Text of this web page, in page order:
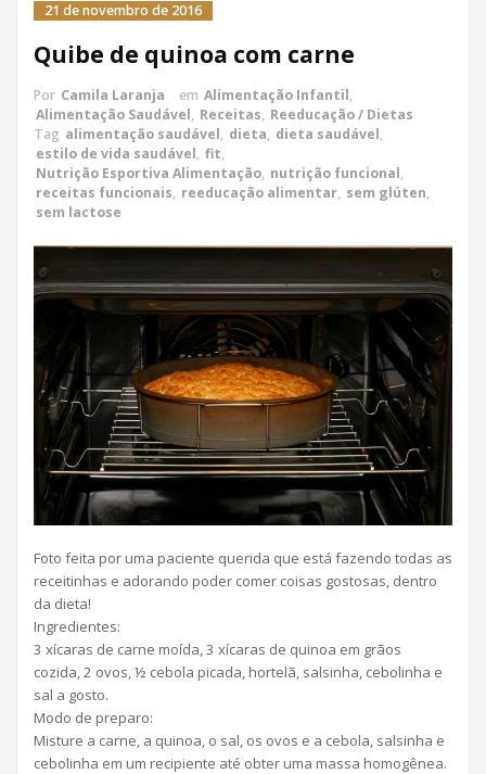
21 de novembro de 2016
Quibe de quinoa com carne
Por Camila Laranja em Alimentação Infantil,
Alimentação Saudável, Receitas, Reeducação / Dietas
Tag alimentação saudável, dieta, dieta saudável,
estilo de vida saudável, fit,
Nutrição Esportiva Alimentação, nutrição funcional,
receitas funcionais, reeducação alimentar, sem glúten,
sem lactose
Foto feita por uma paciente querida que está fazendo todas as
receitinhas e adorando poder comer coisas gostosas, dentro
da dieta!
Ingredientes:
3 xícaras de carne moída, 3 xícaras de quinoa em grãos
cozida, 2 ovos, ½ cebola picada, hortelã, salsinha, cebolinha e
sal a gosto.
Modo de preparo:
Misture a carne, a quinoa, o sal, os ovos e a cebola, salsinha e
cebolinha em um recipiente até obter uma massa homogênea.